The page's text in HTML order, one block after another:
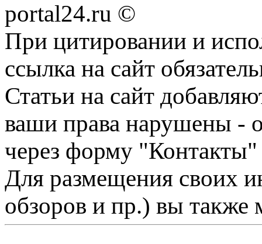
portal24.ru ©
При цитировании и
ссылка на сайт
Статьи на сайт
ваши права нарушены -
через форму "Контакты"
Для размещения своих
обзоров и пр.) вы также